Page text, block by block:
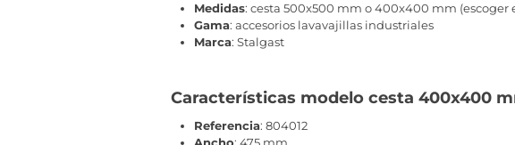
Medidas: cesta 500x500 mm o 400x400 mm (escoger
Gama: accesorios lavavajillas industriales
Marca: Stalgast
Características modelo cesta 400x400
Referencia: 804012